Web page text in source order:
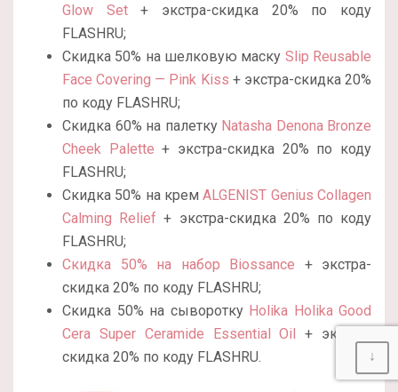
Glow Set+ экстра-скидка 20% по коду
FLASHRU;
Скидка 50% на шелковую маску Slip Reusable
Face Covering — Pink Kiss + экстра-скидка 20%
по коду FLASHRU;
Скидка 60% на палетку Natasha Denona Bronze
Cheek Palette+ экстра-скидка 20% по коду
FLASHRU;
Скидка 50% на кремALGENIST Genius Collagen
Calming Relief + экстра-скидка 20% по коду
FLASHRU;
Скидка 50% на набор Biossance + экстра-
скидка 20% по коду FLASHRU;
Скидка 50% на сыворотку Holika Holika Good
Cera Super Ceramide Essential Oil + экстра-
скидка 20% по коду FLASHRU.
↓